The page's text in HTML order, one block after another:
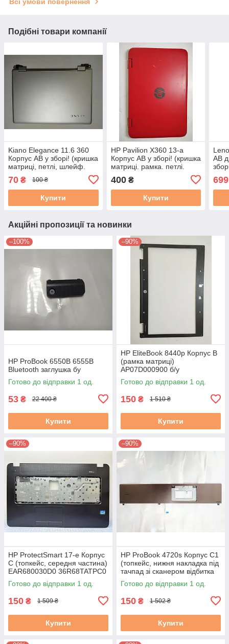
Подібні товари компанії
Kiano Elegance 11.6 360
Корпус AB у зборі! (кришка
матриці, петлі, шлейф.
70 ₴ 100 ₴
Купити
HP Pavilion X360 13-a
Корпус AB у зборі! (кришка
матриці. рамка. петлі.
JTE3EY62TP00 бу
400₴
Купити
AB
бу
699
Акційні пропозиції та новинки
–100%
HP ProBook 6550B 6555B
Bluetooth заглушка бу
Готово до відправки 1 од.
53 ₴ 22 400 ₴
Купити
–90%
HP EliteBook 8440p Корпус B
(рамка матриці)
AP07D000900 б/у
Готово до відправки 1 од.
150 ₴ 1 510 ₴
Купити
–90%
HP ProtectSmart 17-e Корпус
C (топкейс, середня частина)
EAR680030D0 36R68TATPC0
4A б/в
Готово до відправки 1 од.
150 ₴ 1 509 ₴
Купити
–90%
HP ProBook 4720s Корпус C1
(топкейс, нижня накладка під
тачпад зі сканером відбитка
пальця) (599805-001)
Готово до відправки 1 од.
150 ₴ 1 502 ₴
Купити